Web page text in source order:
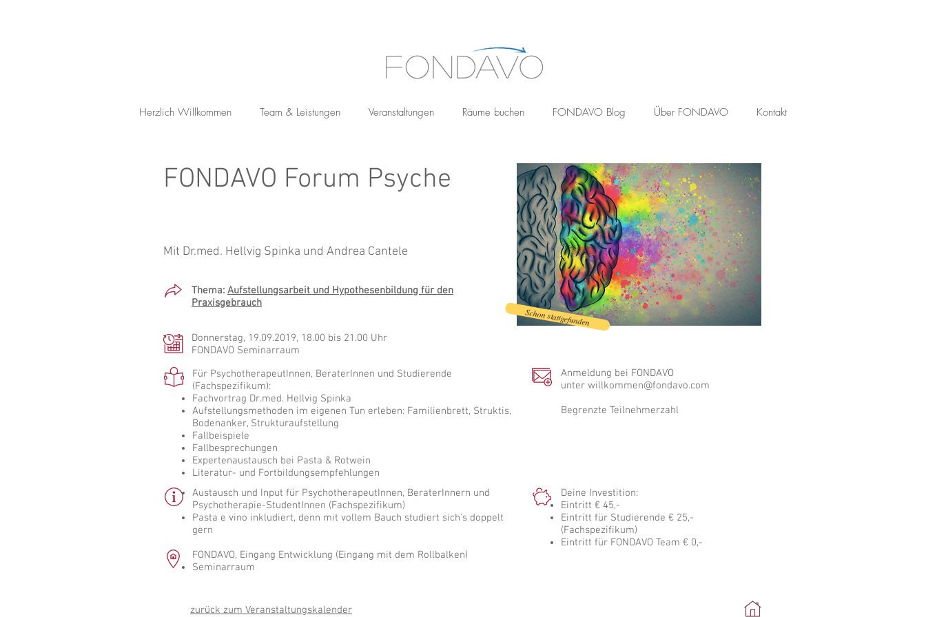
Herzlich Willkommen Team & Leistungen Veranstaltungen Räume buchen FONDAVO Blog Über FONDAVO Kontakt
FONDAVO Forum Psyche
Mit Dr.med. Hellvig Spinka und Andrea Cantele
Thema: Aufstellungsarbeit und Hypothesenbildung für den
Praxisgebrauch
Schon stattgefunden
Donnerstag, 19.09.2019, 18.00 bis 21.00 Uhr
FONDAVO Seminarraum
Für PsychotherapeutInnen, BeraterInnen und Studierende
(Fachspezifikum):
Fachvortrag Dr.med. Hellvig Spinka
Aufstellungsmethoden im eigenen Tun erleben: Familienbrett, Struktis,
Bodenanker, Strukturaufstellung
Fallbeispiele
Fallbesprechungen
Expertenaustausch bei Pasta & Rotwein
Literatur- und Fortbildungsempfehlungen
Anmeldung bei FONDAVO
unter willkommen@fondavo.com
Begrenzte Teilnehmerzahl
Austausch und Input für PsychotherapeutInnen, BeraterInnern und
Psychotherapie-StudentInnen (Fachspezifikum)
Pasta e vino inkludiert, denn mit vollem Bauch studiert sich's doppelt
gern
Deine Investition:
Eintritt € 45,-
Eintritt für Studierende € 25,-
(Fachspezifikum)
Eintritt für FONDAVO Team € 0,-
FONDAVO, Eingang Entwicklung (Eingang mit dem Rollbalken)
Seminarraum
zurück zum Veranstaltungskalender